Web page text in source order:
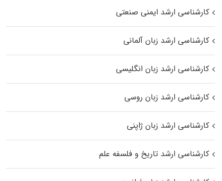
کارشناسی ارشد ایمنی صنعتی
کارشناسی ارشد زبان آلمانی
کارشناسی ارشد زبان انگلیسی
کارشناسی ارشد زبان روسی
کارشناسی ارشد زبان ژاپنی
کارشناسی ارشد تاریخ و فلسفه علم